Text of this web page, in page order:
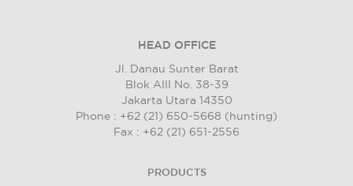
HEAD OFFICE
Jl. Danau Sunter Barat
Blok AIII No. 38-39
Jakarta Utara 14350
Phone : +62 (21) 650-5668 (hunting)
Fax : +62 (21) 651-2556
PRODUCTS